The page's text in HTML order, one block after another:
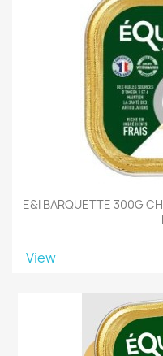
E&I BARQUETTE 300G
View